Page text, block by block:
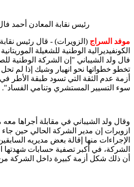
موفد السراج (الزويرات) - قال رئيس
الكونفيديرالية الوطنية للشغيلة
فال ولد الشيباني "إن الشركة الوطنية
تخطو خطواتها نحو انهيار وشيك إذا لم
أزمة عدم الثقة التي تسود طبقة الأطر
سوء التسيير المستشري وتنامي الفساد".
وقال ولد الشيباني في مقابلة أجراها
ازويرات إن مدير الشركة الحالي حين جاء
الإجراءات منها إقالة بعض مديريه
الشركة، في أكبر تصفية حسابات شهدتها
أن ذلك شكل أزمة كبيرة داخل الشركة من